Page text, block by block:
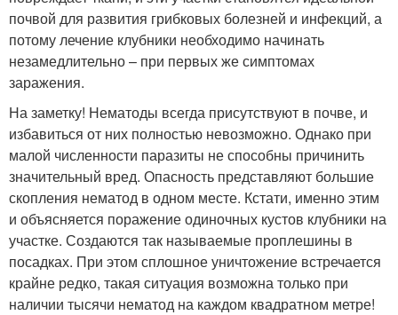
почвой для развития грибковых болезней и инфекций, а
потому лечение клубники необходимо начинать
незамедлительно – при первых же симптомах
заражения.
На заметку! Нематоды всегда присутствуют в почве, и
избавиться от них полностью невозможно. Однако при
малой численности паразиты не способны причинить
значительный вред. Опасность представляют большие
скопления нематод в одном месте. Кстати, именно этим
и объясняется поражение одиночных кустов клубники на
участке. Создаются так называемые проплешины в
посадках. При этом сплошное уничтожение встречается
крайне редко, такая ситуация возможна только при
наличии тысячи нематод на каждом квадратном метре!